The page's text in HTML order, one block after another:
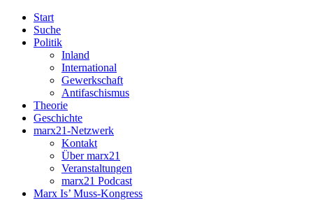
Start
Suche
Politik
Inland
International
Gewerkschaft
Antifaschismus
Theorie
Geschichte
marx21-Netzwerk
Kontakt
Über marx21
Veranstaltungen
marx21 Podcast
Marx Is’ Muss-Kongress